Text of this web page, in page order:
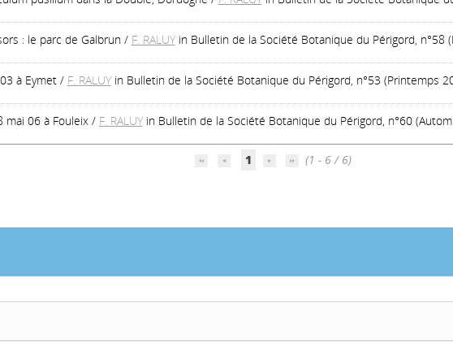
: le parc de Galbrun/ F. RALUY in Bulletin de la Société Botanique du Périgord, n°58
à Eymet/ F. RALUY in Bulletin de la Société Botanique du Périgord, n°53 (Printemps
mai 06 à Fouleix/ F. RALUY in Bulletin de la Société Botanique du Périgord, n°60
1 (1 - 6 / 6)